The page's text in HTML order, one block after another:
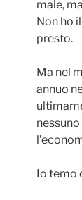
male,
Non ho
presto.
Ma nel
annuo
Io temo